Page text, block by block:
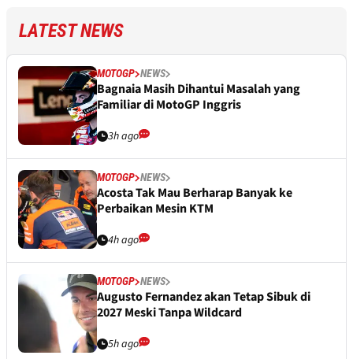
LATEST NEWS
MOTOGP NEWS
Bagnaia Masih Dihantui Masalah yang
Familiar di MotoGP Inggris
3h ago
MOTOGP NEWS
Acosta Tak Mau Berharap Banyak ke
Perbaikan Mesin KTM
4h ago
MOTOGP NEWS
Augusto Fernandez akan Tetap Sibuk di
2027 Meski Tanpa Wildcard
5h ago